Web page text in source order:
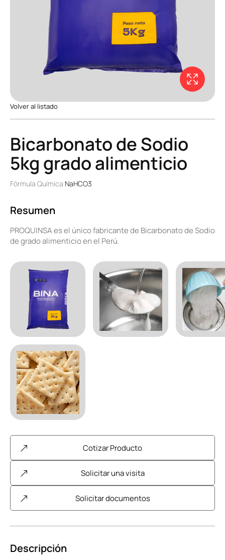
Volver al listado
Bicarbonato de Sodio
5kg grado alimenticio
Fórmula Química NaHCO3
Resumen
PROQUINSA es el único fabricante de Bicarbonato de Sodio
de grado alimenticio en el Perú.
Cotizar Producto
Solicitar una visita
Solicitar documentos
Descripción